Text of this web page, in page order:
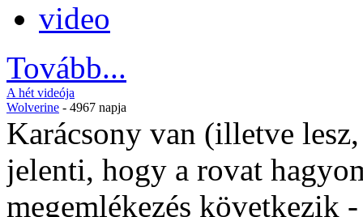
video
Tovább...
A hét videója
Wolverine - 4967 napja
Karácsony van (illetve
jelenti, hogy a rovat
megemlékezés következik